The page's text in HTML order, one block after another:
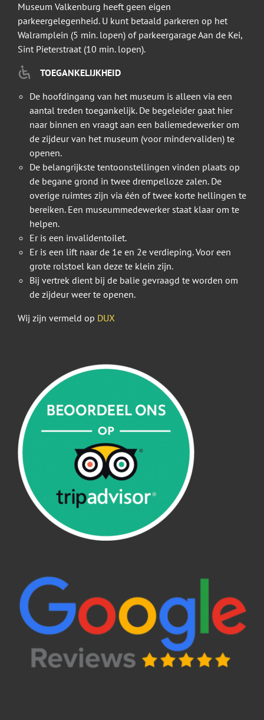
Museum Valkenburg heeft geen eigen
parkeergelegenheid. U kunt betaald parkeren op het
Walramplein (5 min. lopen) of parkeergarage Aan de Kei,
Sint Pieterstraat (10 min. lopen).
TOEGANKELIJKHEID
De hoofdingang van het museum is alleen via een
aantal treden toegankelijk. De begeleider gaat hier
naar binnen en vraagt aan een baliemedewerker om
de zijdeur van het museum (voor mindervaliden) te
openen.
De belangrijkste tentoonstellingen vinden plaats op
de begane grond in twee drempelloze zalen. De
overige ruimtes zijn via één of twee korte hellingen te
bereiken. Een museummedewerker staat klaar om te
helpen.
Er is een invalidentoilet.
Er is een lift naar de 1e en 2e verdieping. Voor een
grote rolstoel kan deze te klein zijn.
Bij vertrek dient bij de balie gevraagd te worden om
de zijdeur weer te openen.
Wij zijn vermeld op DUX